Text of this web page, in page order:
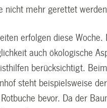
nicht mehr gerettet
erfolgen diese Woche.
auch ökologische
berücksichtigt. Beim
steht beispielsweise der
bevor. Da der